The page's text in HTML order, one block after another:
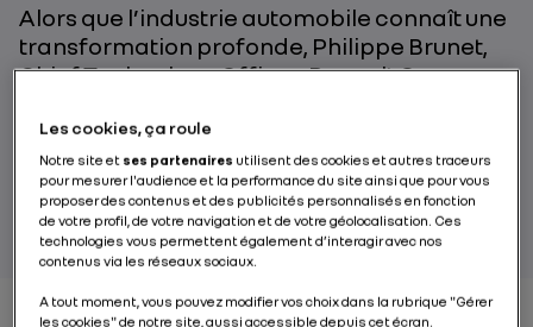
Alors que l’industrie automobile connaît une
transformation profonde, Philippe Brunet,
Chief Technology Officer, Renault Group,
l’ingénierie européenne à l’agilité chinoise
pour accélérer le temps de développement
de nos véhicules, au bénéfice du client.
Les cookies, ça roule
Notre site et ses partenaires utilisent des cookies et autres traceurs
pour mesurer l'audience et la performance du site ainsi que pour vous
proposer des contenus et des publicités personnalisés en fonction
de votre profil, de votre navigation et de votre géolocalisation. Ces
technologies vous permettent également d’interagir avec nos
contenus via les réseaux sociaux.
A tout moment, vous pouvez modifier vos choix dans la rubrique "Gérer
les cookies" de notre site, aussi accessible depuis cet écran.